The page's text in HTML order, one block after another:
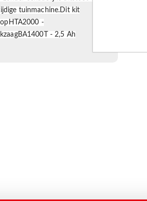
tuinmachine.Dit kit
HTA2000 -
BA1400T - 2,5 Ah